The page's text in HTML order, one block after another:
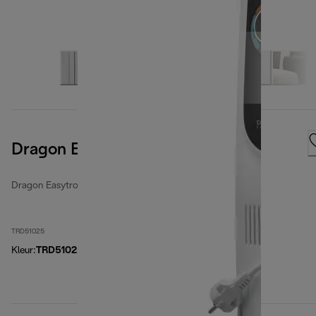
Dragon EasyTronic
Dragon Easytronic
TRD51025
Kleur: TRD51025